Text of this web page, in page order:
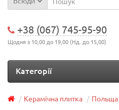
+38 (067) 745-95-90
Щодня з 10,00 до 19,00 (Нд. до 15,00)
Категорії
Керамічна плитка Польща